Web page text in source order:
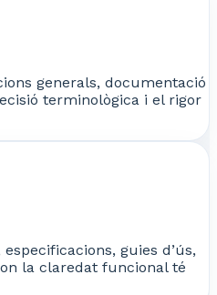
generals, documentació
terminològica i el rigor
guies d’ús,
la claredat funcional té